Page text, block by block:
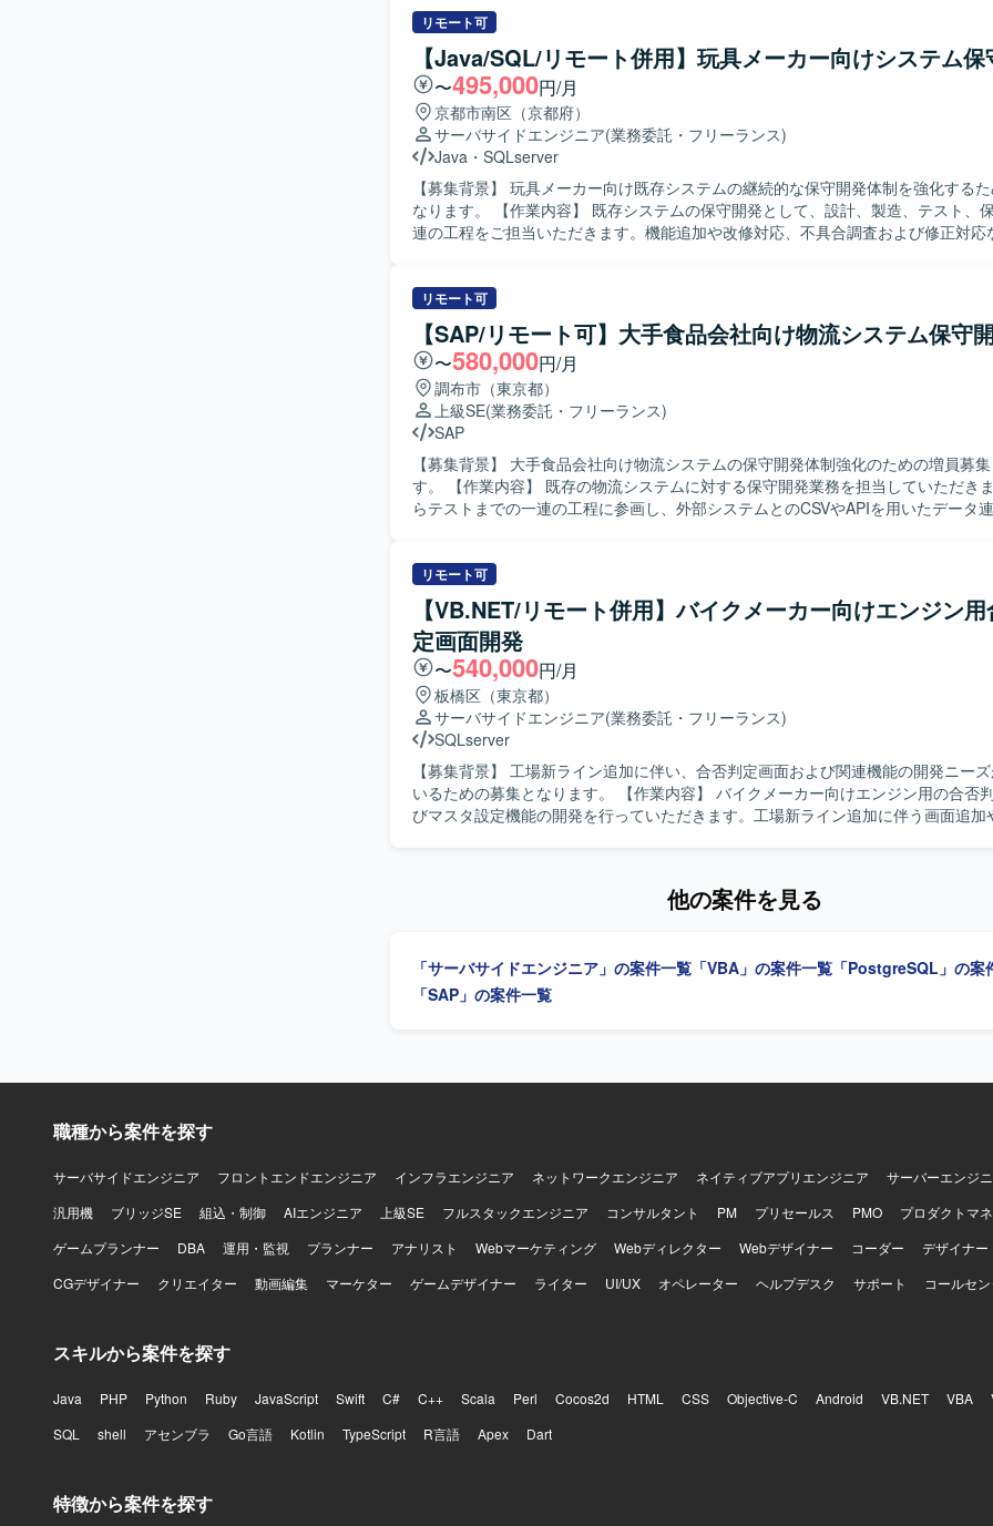
Linux/UNIX系環境を利用しており、各種ログ解析や監視ツールを組み合わせた運用
おります。
担当していただきます。また、関連部門との調整やドキュメント作成なども実施し
ます。 【求める人物像】 SAPの業務・技術両面に主体的に取り組み、関係者と円滑にコミュニ
ケーションを取りながら課題解決を進めていただける方を求めております。自ら状
し、顧客の要望を的確に理解して提案・改善に結びつけられる方にご活躍いただけ
す。 【ポジションの魅力】 複数モジュール（SD/MM/PP）に関わりながら、導入後の運用保守
を通じてビジネスプロセスの理解を深められるポジションです。コンサルタントお
計者として、要件定義から設計・改善提案まで幅広いフェーズを経験でき、SAPス
高めていただけます。 【開発環境】 SAP ERP環境上での運用保守・改修作業が中心となり、
ABAPによるプログラム改修および関連ドキュメントの作成を行っていただきます
リモート可
【Java/SQL/リモート併用】玩具メーカー向けシステム
〜495,000円/月
京都市南区（京都府）
サーバサイドエンジニア(業務委託・フリーランス)
Java ・ SQLserver
【募集背景】 玩具メーカー向け既存システムの継続的な保守開発体制を強化する
なります。 【作業内容】 既存システムの保守開発として、設計、製造、テスト、保守までの一
連の工程をご担当いただきます。機能追加や改修対応、不具合調査および修正対応
がら、長期的に安定して取り組んでいただける方が望ましいです。 【ポジションの魅力】 長期
を前提とした保守開発案件のため、ドメイン知識やシステム構造を深く理解しなが
キルを高めていただけます。設計から保守まで幅広い工程に携わることで、上流か
一貫した経験を積むことができます。 【開発環境】 JavaおよびSQLを用いたWeb系システム環
境での開発となります。楽々フレームワークを活用した開発を行う構成となってお
リモート可
【SAP/リモート可】大手食品会社向け物流システム保守
〜580,000円/月
調布市（東京都）
上級SE(業務委託・フリーランス)
SAP
【募集背景】 大手食品会社向け物流システムの保守開発体制強化のための増員募
す。 【作業内容】 既存の物流システムに対する保守開発業務を担当していただきます。設計か
らテストまでの一連の工程に参画し、外部システムとのCSVやAPIを用いたデータ
らユーザやベンダーと円滑に調整ができる方を求めております。長期的な参画を前
を通じてSAPをはじめとした新しい技術習得に前向きに取り組んでいただける方が
す。 【ポジションの魅力】 大手企業向け物流システムの保守開発に携わることで、業務知見と
システム運用・改善の両面で経験を積むことができます。外部システムとのデータ
ザ調整など、上流から下流まで幅広い工程に関わることでスキルの幅を広げていた
今後SAP領域へのキャリア拡大を目指す方にとっても成長の機会がある案件です。 【開発環
境】 詳細な開発環境は別途お打ち合わせ時に共有させていただきます。
リモート可
【VB.NET/リモート併用】バイクメーカー向けエンジン
定画面開発
〜540,000円/月
板橋区（東京都）
サーバサイドエンジニア(業務委託・フリーランス)
SQLserver
【募集背景】 工場新ライン追加に伴い、合否判定画面および関連機能の開発ニー
いるための募集となります。 【作業内容】 バイクメーカー向けエンジン用の合否判定画面およ
びマスタ設定機能の開発を行っていただきます。工場新ライン追加に伴う画面追加
変化にも柔軟に対応し、主体的に課題解決に取り組んでいただける方が望ましいです。
性もあり、中長期的な案件参画やドメイン知識の蓄積が期待できます。 【開発環境】 VB.NET
を用いたアプリケーション開発環境およびSQL Serverによるデータベース環境で
他の案件を見る
「サーバサイドエンジニア」の案件一覧 「VBA」の案件一覧 「PostgreSQL」の案
「SAP」の案件一覧
職種から案件を探す
サーバサイドエンジニア フロントエンドエンジニア インフラエンジニア ネットワークエンジニア ネイティブアプリエンジニア
サーバーエンジ
汎用機
ブリッジSE 組込・制御 AIエンジニア 上級SE フルスタックエンジニア コンサルタント PM プリセールス PMO
プロダクトマ
ゲームプランナー
DBA 運用・監視 プランナー アナリスト Webマーケティング Webディレクター Webデザイナー コーダー
デザイナー
CGデザイナー
クリエイター 動画編集 マーケター ゲームデザイナー ライター UI/UX オペレーター ヘルプデスク サポート コールセ
スキルから案件を探す
Java PHP Python Ruby JavaScript Swift C# C++ Scala Perl Cocos2d HTML CSS Objective-C Android VB.NET VBA
SQL
shell アセンブラ Go言語 Kotlin TypeScript R言語 Apex Dart
特徴から案件を探す